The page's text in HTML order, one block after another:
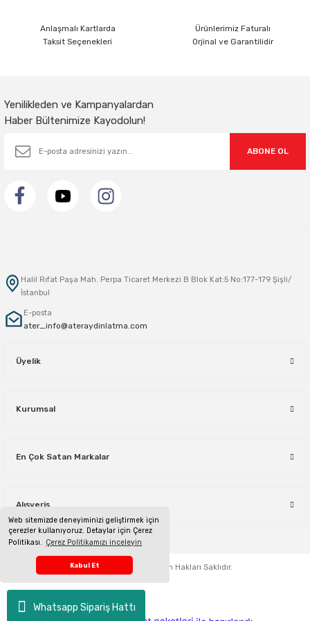
Web sitemizde deneyiminizi geliştirmek için
çerezler kullanıyoruz. Detaylar için Çerez
Politikası. Çerez Politikamızı inceleyin
Kabul Et
Whatsapp Sipariş Hattı
Anlaşmalı Kartlarda
Taksit Seçenekleri
Ürünlerimiz Faturalı
Orjinal ve Garantilidir
Yenilikleden ve Kampanyalardan
Haber Bültenimize Kayodolun!
ABONE OL
Halil Rıfat Paşa Mah. Perpa Ticaret Merkezi B Blok Kat:5 No:177-179 Şişli/
İstanbul
E-posta
ater_info@ateraydinlatma.com
Üyelik
Kurumsal
En Çok Satan Markalar
Alışveriş
ateraydinlatma.com Tüm Hakları Saklıdır.
Telefon Sipariş Hattı